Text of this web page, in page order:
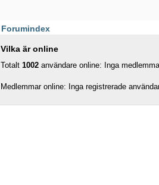
Forumindex
Vilka är online
Totalt 1002 användare online: Inga
Medlemmar online: Inga registrerade